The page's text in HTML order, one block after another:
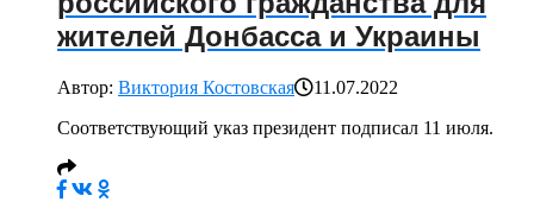
жителей Донбасса и Украины
Автор: Виктория Костовская
11.07.2022
Соответствующий указ президент подписал 11 июля.